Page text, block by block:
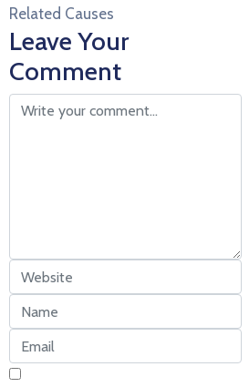
Related Causes
Leave Your
Comment